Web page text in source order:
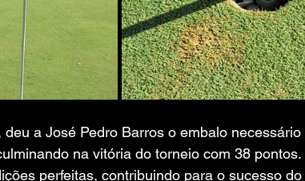
a José Pedro Barros o embalo necessário
na vitória do torneio com 38 pontos.
perfeitas, contribuindo para o sucesso do